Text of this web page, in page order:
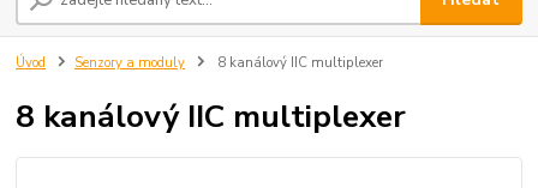
Úvod Senzory a moduly 8 kanálový IIC multiplexer
8 kanálový IIC multiplexer